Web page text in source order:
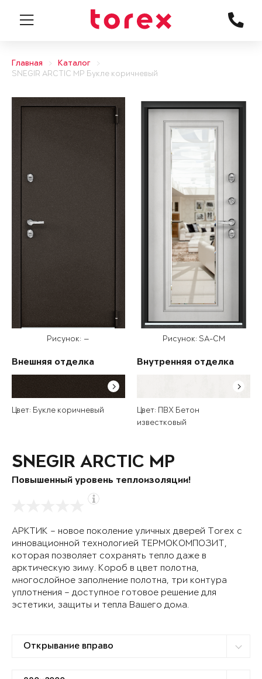
Главная
Каталог
SNEGIR ARCTIC MP Букле коричневый
Рисунок: —
Внешняя отделка
Цвет: Букле коричневый
Рисунок: SA-CM
Внутренняя отделка
Цвет: ПВХ Бетон
известковый
SNEGIR ARCTIC MP
Повышенный уровень теплоизоляции!
АРКТИК – новое поколение уличных дверей Torex с
инновационной технологией ТЕРМОКОМПОЗИТ,
которая позволяет сохранять тепло даже в
арктическую зиму. Короб в цвет полотна,
многослойное заполнение полотна, три контура
уплотнения – доступное готовое решение для
эстетики, защиты и тепла Вашего дома.